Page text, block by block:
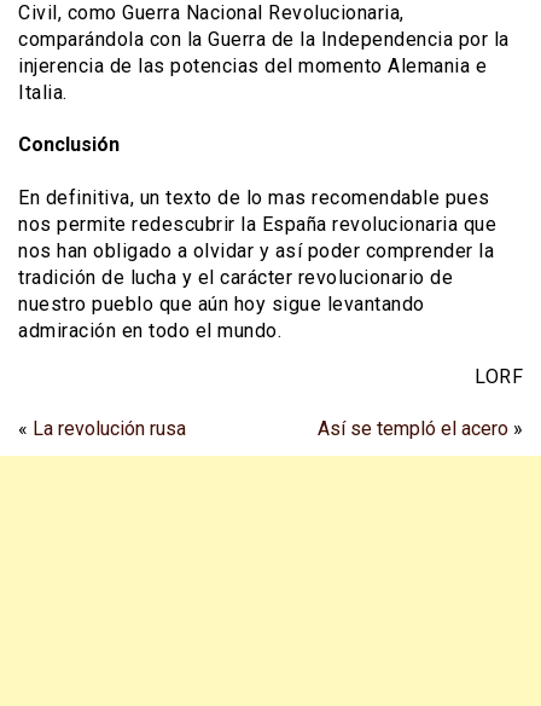
Civil, como Guerra Nacional Revolucionaria,
comparándola con la Guerra de la Independencia por la
injerencia de las potencias del momento Alemania e
Italia.
Conclusión
En definitiva, un texto de lo mas recomendable pues
nos permite redescubrir la España revolucionaria que
nos han obligado a olvidar y así poder comprender la
tradición de lucha y el carácter revolucionario de
nuestro pueblo que aún hoy sigue levantando
admiración en todo el mundo.
LORF
« La revolución rusa Así se templó el acero »